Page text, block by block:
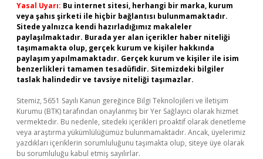
Yasal Uyarı: Bu internet sitesi, herhangi bir marka, kurum
veya şahıs şirketi ile hiçbir bağlantısı bulunmamaktadır.
Sitede yalnızca kendi hazırladığımız makaleler
paylaşılmaktadır. Burada yer alan içerikler haber niteliği
taşımamakta olup, gerçek kurum ve kişiler hakkında
paylaşım yapılmamaktadır. Gerçek kurum ve kişiler ile isim
benzerlikleri tamamen tesadüfidir. Sitemizdeki bilgiler
taslak halindedir ve tavsiye niteliği taşımazlar.
Sitemiz, 5651 Sayılı Kanun gereğince Bilgi Teknolojileri ve İletişim
Kurumu (BTK) tarafından onaylanmış bir Yer Sağlayıcı olarak hizmet
vermektedir. Bu nedenle, sitedeki içerikleri proaktif olarak denetleme
veya araştırma yükümlülüğümüz bulunmamaktadır. Ancak, üyelerimiz
yazdıkları içeriklerin sorumluluğunu taşımakta olup, siteye üye olarak
bu sorumluluğu kabul etmiş sayılırlar.